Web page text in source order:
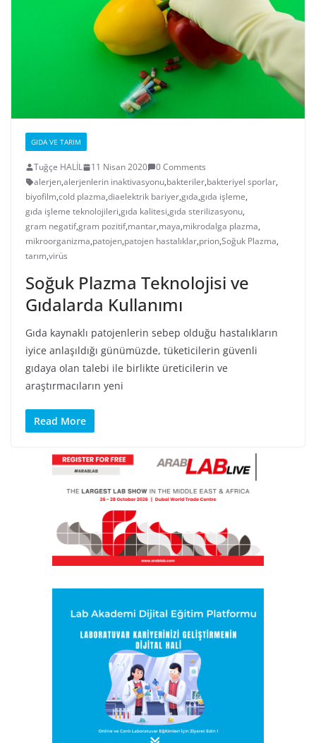
GIDA VE TARIM
Tuğçe HALİL 11 Nisan 2020
0 Comments
alerjen,alerjenlerin inaktivasyonu,bakteriler,bakteriyel sporlar,
biyofilm,cold plazma,diaelektrik bariyer,gıda,gıda işleme,
gıda işleme teknolojileri,gıda kalitesi,gıda sterilizasyonu,
gram negatif,gram pozitif,mantar,maya,mikrodalga plazma,
mikroorganizma,patojen,patojen hastalıklar,prion,Soğuk Plazma,
tarım,virüs
Soğuk Plazma Teknolojisi ve
Gıdalarda Kullanımı
Gıda kaynaklı patojenlerin sebep olduğu hastalıkların
iyice anlaşıldığı günümüzde, tüketicilerin güvenli
gıdaya olan talebi ile birlikte üreticilerin ve
araştırmacıların yeni
Read More